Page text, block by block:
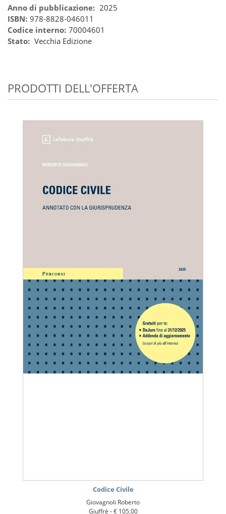
Anno di pubblicazione: 2025
ISBN: 978-8828-046011
Codice interno: 70004601
Stato: Vecchia Edizione
PRODOTTI DELL'OFFERTA
Codice Civile
Giovagnoli Roberto
Giuffrè -€ 105,00